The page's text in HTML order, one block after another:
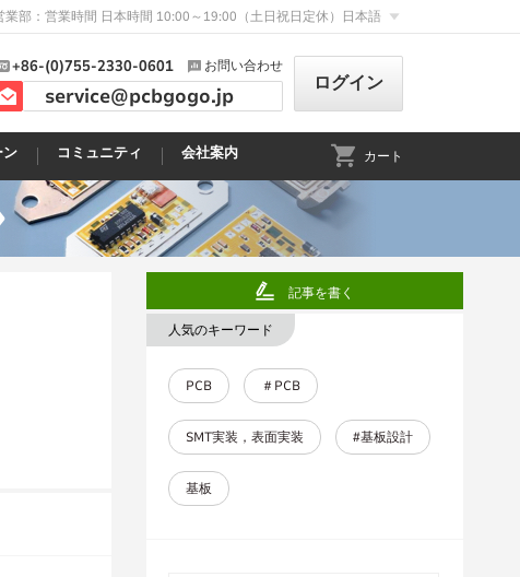
業部：営業時間 日本時間 10:00～19:00（土日祝日定休） 日本語
+86-(0)755-2330-0601 お問い合わせ
service@pcbgogo.jp ログイン
ン コミュニティ 会社案内 カート
記事を書く
人気のキーワード
PCB ＃PCB
SMT実装，表面実装 #基板設計
基板